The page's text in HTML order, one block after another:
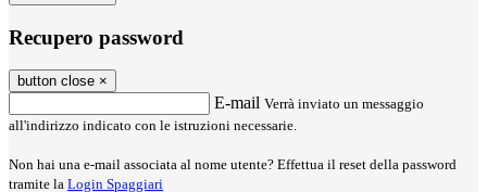
Recupero password
button close ×
E-mail Verrà inviato un messaggio
all'indirizzo indicato con le istruzioni necessarie.
Non hai una e-mail associata al nome utente? Effettua il reset della password
tramite la Login Spaggiari